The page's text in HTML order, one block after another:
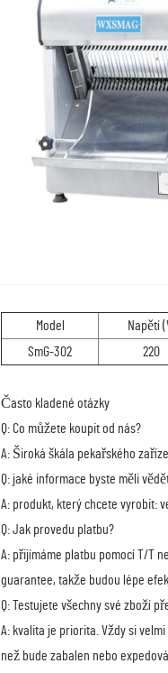
Model Napětí
SmG-302
220
Často kladené otázky
Q: Co můžete koupit od nás?
A: Široká škála pekařského
Q: jaké informace byste měli
A: produkt, který chcete vyrobit:
Q: Jak provedu platbu?
A: přijímáme platbu pomocí T/T
guarantee, takže budou lépe
Q: Testujete všechny své zboží
A: kvalita je priorita. Vždy si
než bude zabalen nebo